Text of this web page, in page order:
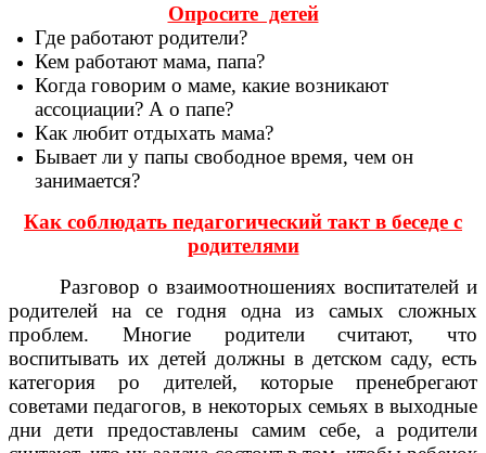
Опросите детей
Где работают родители?
Кем работают мама, папа?
Когда говорим о маме, какие возникают
ассоциации? А о папе?
Как любит отдыхать мама?
Бывает ли у папы свободное время, чем он
занимается?
Как соблюдать педагогический такт в беседе с
родителями
Разговор о взаимоотношениях воспитателей и
родителей на се годня одна из самых сложных
проблем. Многие родители считают, что
воспитывать их детей должны в детском саду, есть
категория ро дителей, которые пренебрегают
советами педагогов, в некоторых семьях в выходные
дни дети предоставлены самим себе, а родители